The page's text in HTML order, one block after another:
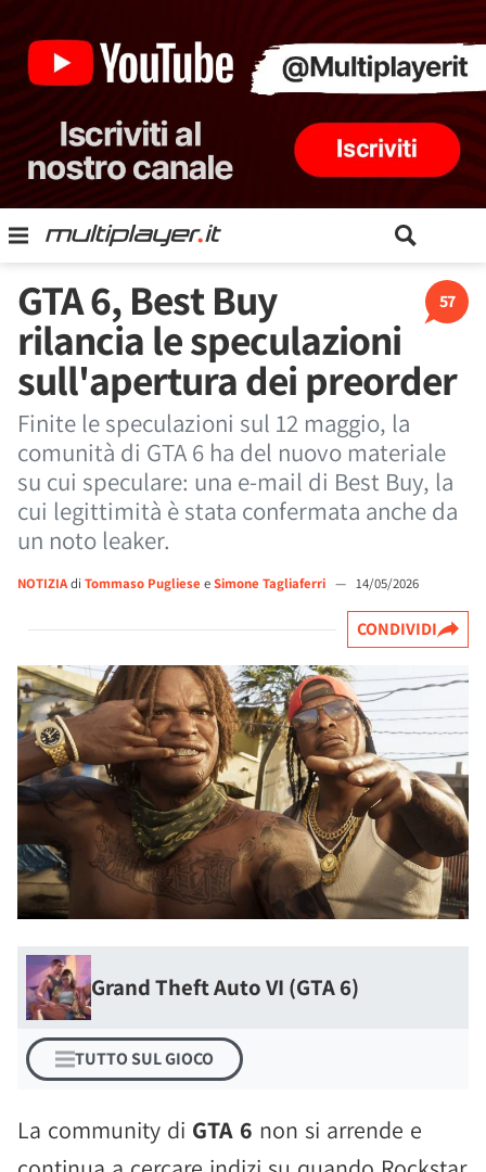
57
GTA 6, Best Buy
rilancia le speculazioni
sull'apertura dei preorder
Finite le speculazioni sul 12 maggio, la
comunità di GTA 6 ha del nuovo materiale
su cui speculare: una e-mail di Best Buy, la
cui legittimità è stata confermata anche da
un noto leaker.
NOTIZIAdi Tommaso Pugliese eSimone Tagliaferri — 14/05/2026
CONDIVIDI
Grand Theft Auto VI (GTA 6)
TUTTO SUL GIOCO
La community di GTA 6 non si arrende e